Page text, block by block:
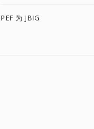
PEF 为 JBIG